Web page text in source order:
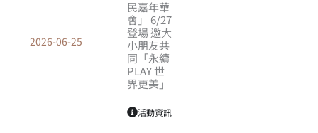
2026-06-25
民嘉年華
會」 6/27
登場 邀大
小朋友共
同「永續
PLAY 世
界更美」
活動資訊